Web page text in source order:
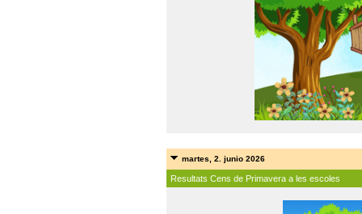
martes, 2. junio 2026
Resultats Cens de Primavera a les escoles